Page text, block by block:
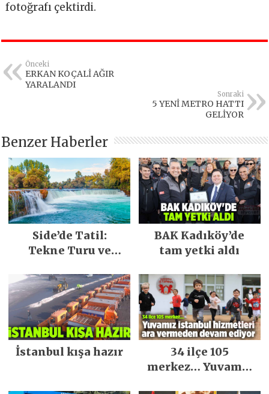
fotoğrafı çektirdi.
Önceki
ERKAN KOÇALİ AĞIR
YARALANDI
Sonraki
5 YENİ METRO HATTI
GELİYOR
Benzer Haberler
Side’de Tatil:
Tekne Turu ve
BAK Kadıköy’de
tam yetki aldı
İstanbul kışa hazır
34 ilçe 105
merkez… Yuvamız